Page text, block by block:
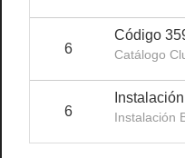
6
Código
Catálogo
6
Instalación
Instalación